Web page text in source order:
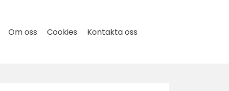
Om oss Cookies Kontakta oss